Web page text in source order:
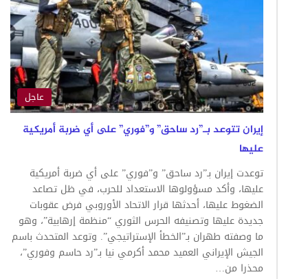
عاجل
إيران تتوعد بـ”رد ساحق” و”فوري” على أي ضربة أمريكية
عليها
توعدت إيران بـ”رد ساحق” و”فوري” على أي ضربة أمريكية
عليها، وأكد مسؤولوها الاستعداد للحرب، في ظل تصاعد
الضغوط عليها، أحدثها قرار الاتحاد الأوروبي فرض عقوبات
جديدة عليها وتصنيفه الحرس الثوري “منظمة إرهابية”، وهو
ما وصفته طهران بـ”الخطأ الإستراتيجي”. وتوعد المتحدث باسم
الجيش الإيراني العميد محمد أكرمي نيا بـ”رد حاسم وفوري”،
محذرا من…